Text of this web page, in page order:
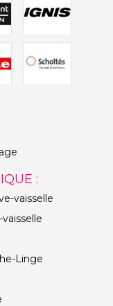
:
vaisselle
Linge